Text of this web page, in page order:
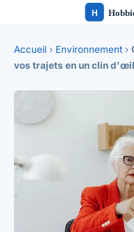
Accueil › Environnement ›
vos trajets en un clin d'œil